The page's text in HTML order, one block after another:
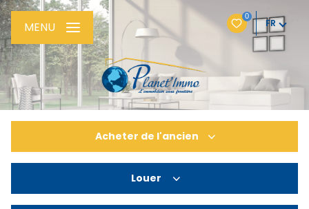
0
FR
MENU
Acheter de l'ancien
De l'immo pro
Louer